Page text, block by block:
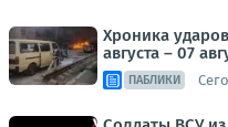
Хроника
августа – 07
ПАБЛИКИ